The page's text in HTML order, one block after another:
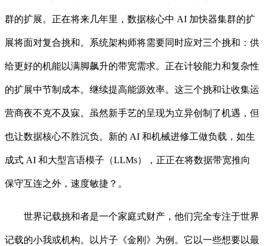
群的扩展。正在将来几年里，数据核心中 AI 加快器集群的扩
展将面对复合挑和。系统架构师将需要同时应对三个挑和：供
给更好的机能以满脚飙升的带宽需求。正在计较能力和复杂性
的扩展中节制成本。继续提高能源效率。这三个挑和让收集运
营商夜不克不及寐。虽然新手艺的呈现为立异创制了机遇，但
也让数据核心不胜沉负。新的 AI 和机械进修工做负载，如生
成式 AI 和大型言语模子（LLMs），正正在将数据带宽推向
保守互连之外，速度敏捷？。
世界记载挑和者是一个家庭式财产，他们完全专注于世界
记载的小我或机构。以片子《金刚》为例。它以一些想要以最